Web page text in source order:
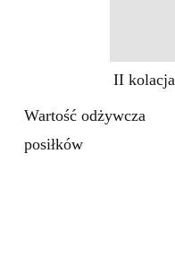
II kolacja
Wartość odżywcza
posiłków